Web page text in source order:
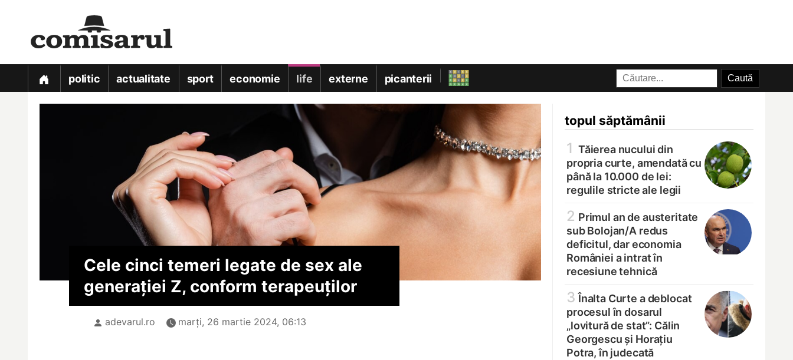
politic actualitate sport economie life externe picanterii
topul săptămânii
1 Tăierea nucului din
propria curte, amendată cu
până la 10.000 de lei:
regulile stricte ale legii
2 Primul an de austeritate
sub Bolojan/A redus
deficitul, dar economia
României a intrat în
recesiune tehnică
3 Înalta Curte a deblocat
procesul în dosarul
„lovitură de stat”: Călin
Georgescu și Horațiu
Potra, în judecată
Cele cinci temeri legate de sex ale
generației Z, conform terapeuților
adevarul.ro marți, 26 martie 2024, 06:13